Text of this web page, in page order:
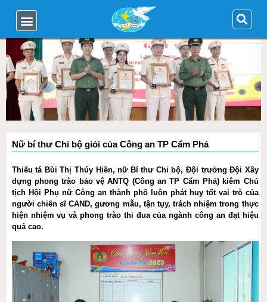
Nữ bí thư Chi bộ giỏi của Công an TP Cẩm Phả
Thiếu tá Bùi Thị Thúy Hiền, nữ Bí thư Chi bộ, Đội trưởng Đội Xây
dựng phong trào bảo vệ ANTQ (Công an TP Cẩm Phả) kiêm Chủ
tịch Hội Phụ nữ Công an thành phố luôn phát huy tốt vai trò của
người chiến sĩ CAND, gương mẫu, tận tụy, trách nhiệm trong thực
hiện nhiệm vụ và phong trào thi đua của ngành công an đạt hiệu
quả cao.